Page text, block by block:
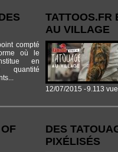
compté
où le
en
quantité
TATTOOS.FR
AU VILLAGE
12/07/2015 -9.113
DES
PIXÉLISÉS